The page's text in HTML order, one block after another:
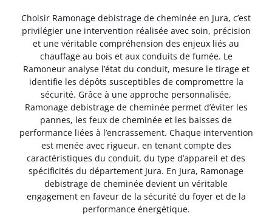
Choisir Ramonage debistrage de cheminée en Jura, c’est
privilégier une intervention réalisée avec soin, précision
et une véritable compréhension des enjeux liés au
chauffage au bois et aux conduits de fumée. Le
Ramoneur analyse l’état du conduit, mesure le tirage et
identifie les dépôts susceptibles de compromettre la
sécurité. Grâce à une approche personnalisée,
Ramonage debistrage de cheminée permet d’éviter les
pannes, les feux de cheminée et les baisses de
performance liées à l’encrassement. Chaque intervention
est menée avec rigueur, en tenant compte des
caractéristiques du conduit, du type d’appareil et des
spécificités du département Jura. En Jura, Ramonage
debistrage de cheminée devient un véritable
engagement en faveur de la sécurité du foyer et de la
performance énergétique.